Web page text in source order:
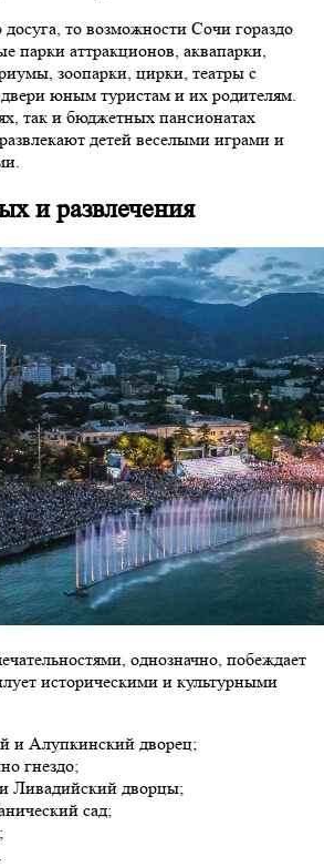
досуга, то возможности Сочи гораздо
парки аттракционов, аквапарки,
зоопарки, цирки, театры с
юным туристам и их родителям.
так и бюджетных пансионатах
детей веселыми играми и
и развлечения
однозначно, побеждает
историческими и культурными
и Алупкинский дворец;
гнездо;
Ливадийский дворцы;
сад;